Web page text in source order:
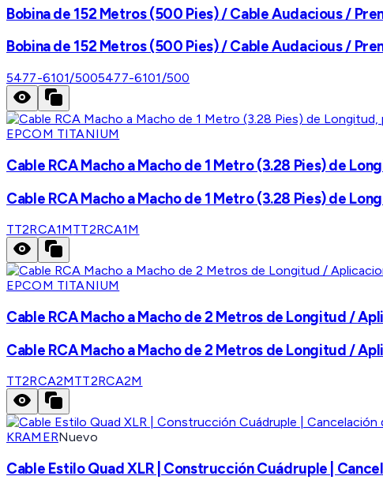
Bobina de 152 Metros (500 Pies) / Cable Audacious /
Bobina de 152 Metros (500 Pies) / Cable Audacious /
5477-6101/5005477-6101/500
EPCOM TITANIUM
Cable RCA Macho a Macho de 1 Metro (3.28 Pies) de
Cable RCA Macho a Macho de 1 Metro (3.28 Pies) de
TT2RCA1MTT2RCA1M
EPCOM TITANIUM
Cable RCA Macho a Macho de 2 Metros de Longitud /
Cable RCA Macho a Macho de 2 Metros de Longitud /
TT2RCA2MTT2RCA2M
KRAMERNuevo
Cable Estilo Quad XLR | Construcción Cuádruple |